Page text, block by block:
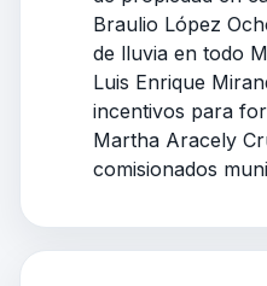
Braulio López
de lluvia en todo
Luis Enrique
incentivos para
Martha Aracely
comisionados